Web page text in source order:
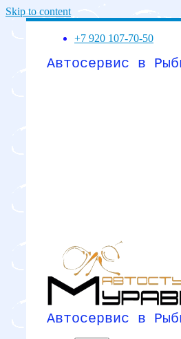
Skip to content
+7 920 107-70-50
Автосервис в
Автосервис в